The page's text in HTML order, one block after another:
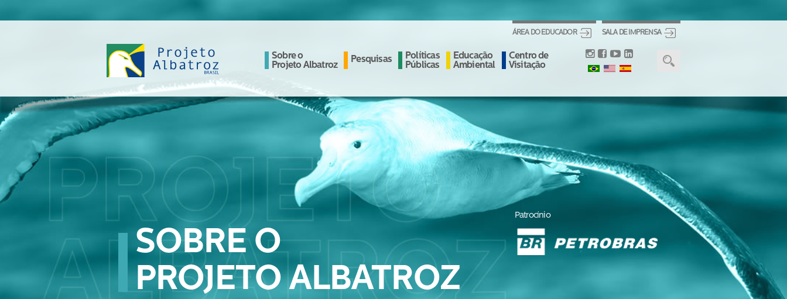
SALA DE IMPRENSA
ÁREA DO EDUCADOR
Sobre o
Projeto Albatroz
Pesquisas
Políticas
Públicas
Educação
Ambiental
Centro de
Visitação
Patrocínio
SOBRE O
PROJETO ALBATROZ